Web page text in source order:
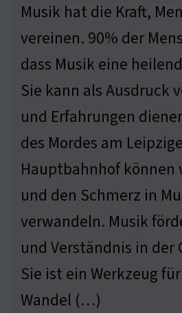
Musik hat die Kraft,
vereinen. 90% der
dass Musik eine
Sie kann als Ausdruck
und Erfahrungen
des Mordes am
Hauptbahnhof können
und den Schmerz in
verwandeln. Musik
und Verständnis in der
Sie ist ein Werkzeug
Wandel (…)